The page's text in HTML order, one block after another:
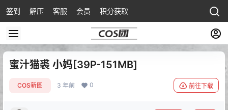
签到 解压 客服 会员 积分获取
蜜汁猫裘 小妈[39P-151MB]
COS新图 3 年前 0 前往下载